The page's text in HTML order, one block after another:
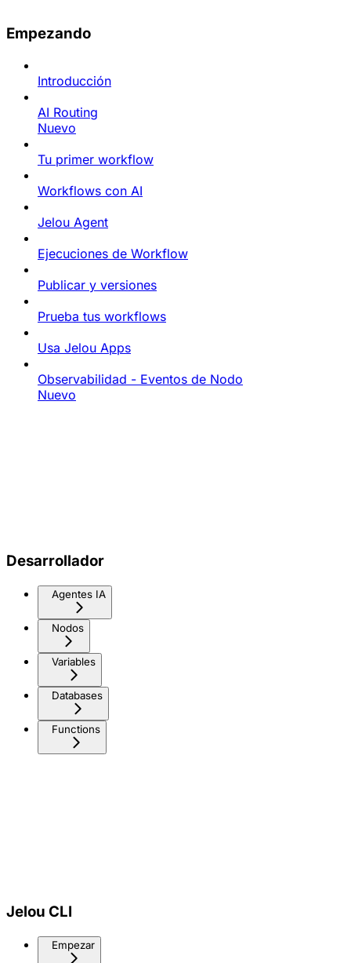
Empezando
Introducción
AI Routing
Nuevo
Tu primer workflow
Workflows con AI
Jelou Agent
Ejecuciones de Workflow
Publicar y versiones
Prueba tus workflows
Usa Jelou Apps
Observabilidad - Eventos de Nodo
Nuevo
Desarrollador
Agentes IA
Nodos
Variables
Databases
Functions
Jelou CLI
Empezar